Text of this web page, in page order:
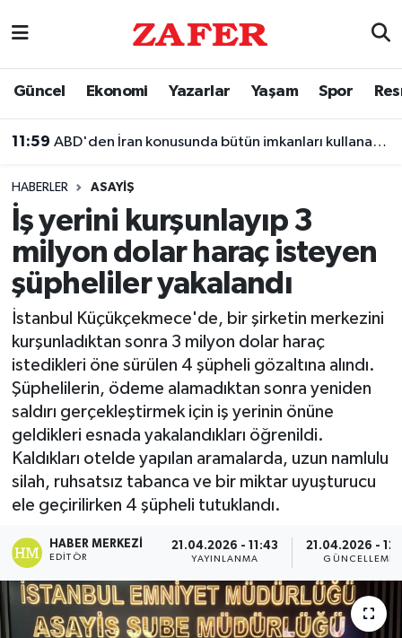
Güncel Ekonomi Yazarlar Yaşam Spor
11:59 ABD'den İran konusunda bütün imkanları kullanacak
HABERLER ASAYIŞ
İş yerini kurşunlayıp 3
milyon dolar haraç isteyen
şüpheliler yakalandı
İstanbul Küçükçekmece'de, bir şirketin merkezini
kurşunladıktan sonra 3 milyon dolar haraç
istedikleri öne sürülen 4 şüpheli gözaltına alındı.
Şüphelilerin, ödeme alamadıktan sonra yeniden
saldırı gerçekleştirmek için iş yerinin önüne
geldikleri esnada yakalandıkları öğrenildi.
Kaldıkları otelde yapılan aramalarda, uzun namlulu
silah, ruhsatsız tabanca ve bir miktar uyuşturucu
ele geçirilirken 4 şüpheli tutuklandı.
HABER MERKEZI
EDITÖR
21.04.2026 - 11:43
YAYINLANMA
21.04.2026 -
GÜNCELLEME
Nöbetçi Eczaneler
Trafik Durumu
Süper Lig Puan Durumu ve Fikstür
Tüm Manşetler
Son Dakika Haberleri
Haber Arşivi